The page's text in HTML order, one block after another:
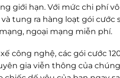
giới hạn. Với mức chi phí
tung ra hàng loạt gói cước
ngoại mạng miễn phí.
công nghệ, các gói cước
gia viễn thông của